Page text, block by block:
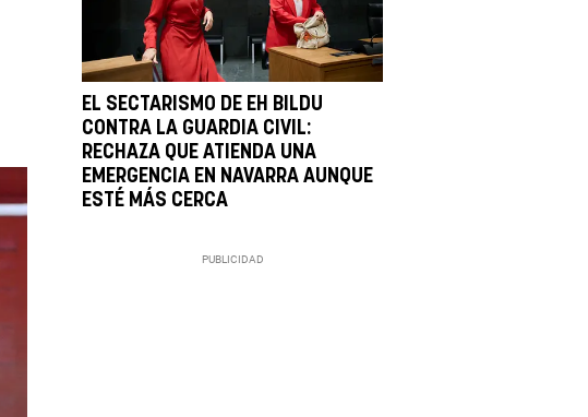
EL SECTARISMO DE EH BILDU
CONTRA LA GUARDIA CIVIL:
RECHAZA QUE ATIENDA UNA
EMERGENCIA EN NAVARRA AUNQUE
ESTÉ MÁS CERCA